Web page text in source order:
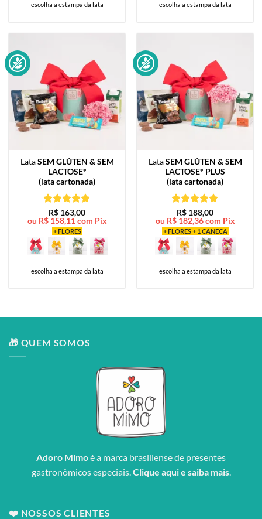
escolha a estampa da lata escolha a estampa da lata
LataSEM GLÚTEN & SEM
LACTOSE*
(lata cartonada)
Avaliação5
de 5
R$ 163,00
ou R$158,11 com Pix
+ FLORES
escolha a estampa da lata
LataSEM GLÚTEN & SEM
LACTOSE* PLUS
(lata cartonada)
Avaliação5
de 5
R$ 188,00
ou R$182,36 com Pix
+ FLORES + 1 CANECA
escolha a estampa da lata
🎁 QUEM SOMOS
Adoro Mimoé a marca brasiliense de presentes
gastronômicos especiais.Clique aqui e saiba mais.
❤️ NOSSOS CLIENTES